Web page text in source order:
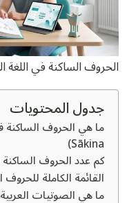
الحروف الساكنة في اللغة
جدول المحتويات
Sākina)
كم عدد الحروف الساكنة
القائمة الكاملة للحروف
ما هي الصوتيات